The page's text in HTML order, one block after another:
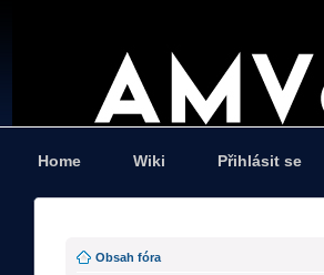
Home Wiki Přihlásit se
Obsah fóra